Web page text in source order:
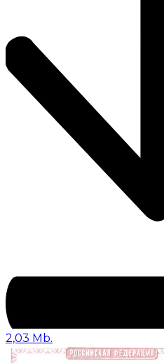
2,03 Mb.